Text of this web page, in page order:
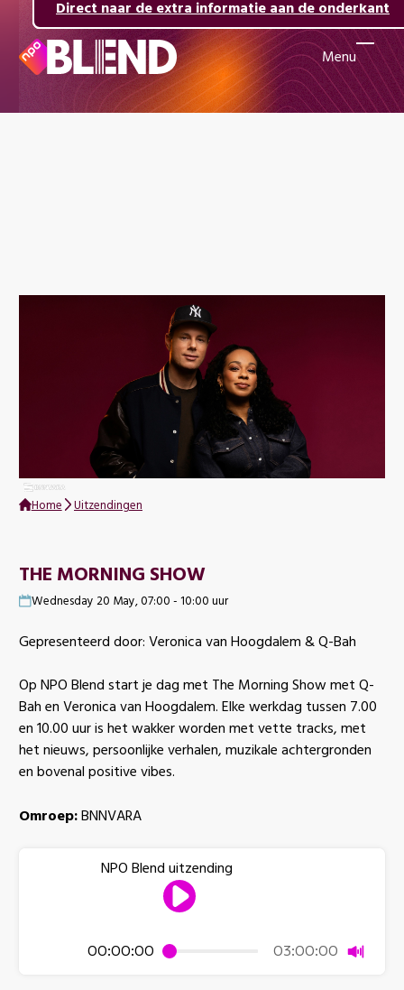
Direct naar de inhoud
Direct naar de hoofdnavigatie
Direct naar de extra informatie aan de onderkant
Menu
Home Uitzendingen
THE MORNING SHOW
Wednesday 20 May, 07:00 - 10:00 uur
Gepresenteerd door: Veronica van Hoogdalem & Q-Bah
Op NPO Blend start je dag met The Morning Show met Q-
Bah en Veronica van Hoogdalem. Elke werkdag tussen 7.00
en 10.00 uur is het wakker worden met vette tracks, met
het nieuws, persoonlijke verhalen, muzikale achtergronden
en bovenal positive vibes.
Omroep: BNNVARA
00:00:00 03:00:00 Dempen
NPO Blend uitzending